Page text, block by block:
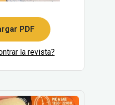
PDF
la revista?